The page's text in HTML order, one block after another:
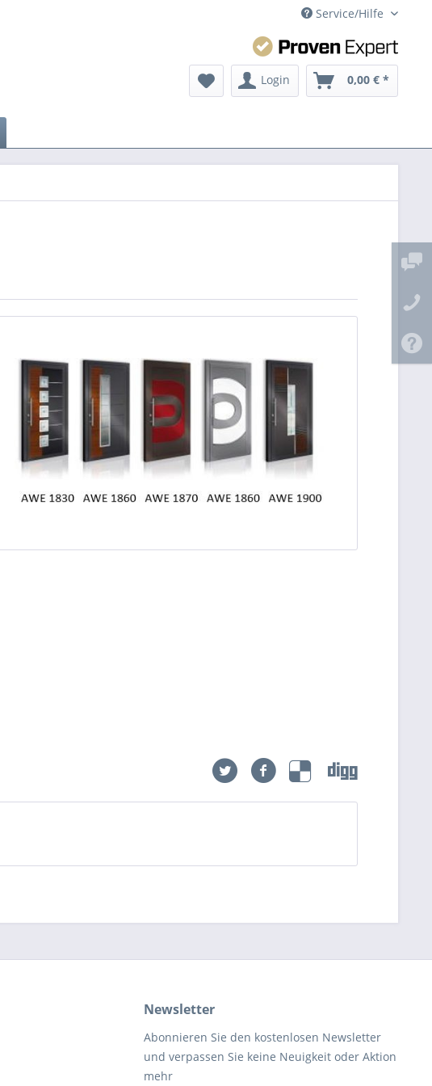
Service/Hilfe
Login 0,00 € *
Newsletter
Abonnieren Sie den kostenlosen Newsletter
und verpassen Sie keine Neuigkeit oder Aktion
mehr